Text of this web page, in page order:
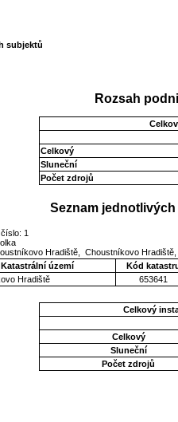
subjektů
Rozsah
Celkový
Sluneční
Počet zdrojů
Seznam
1
Hradiště, Choustníkovo
Katastrální území
Kód
Hradiště
653641
Celkový
Celkový
Sluneční
Počet zdrojů